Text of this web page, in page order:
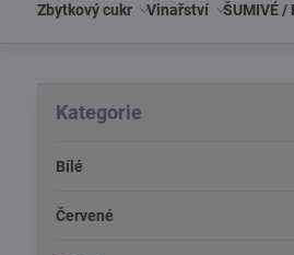
Zbytkový cukr Vinařství ŠUMIVÉ /
Kategorie
Bílé
Červené